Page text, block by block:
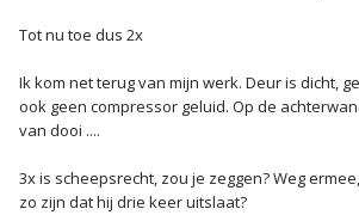
Tot nu toe dus 2x
Ik kom net terug van mijn werk. Deur is dicht,
ook geen compressor geluid. Op de
van dooi ....
3x is scheepsrecht, zou je zeggen? Weg
zo zijn dat hij drie keer uitslaat?